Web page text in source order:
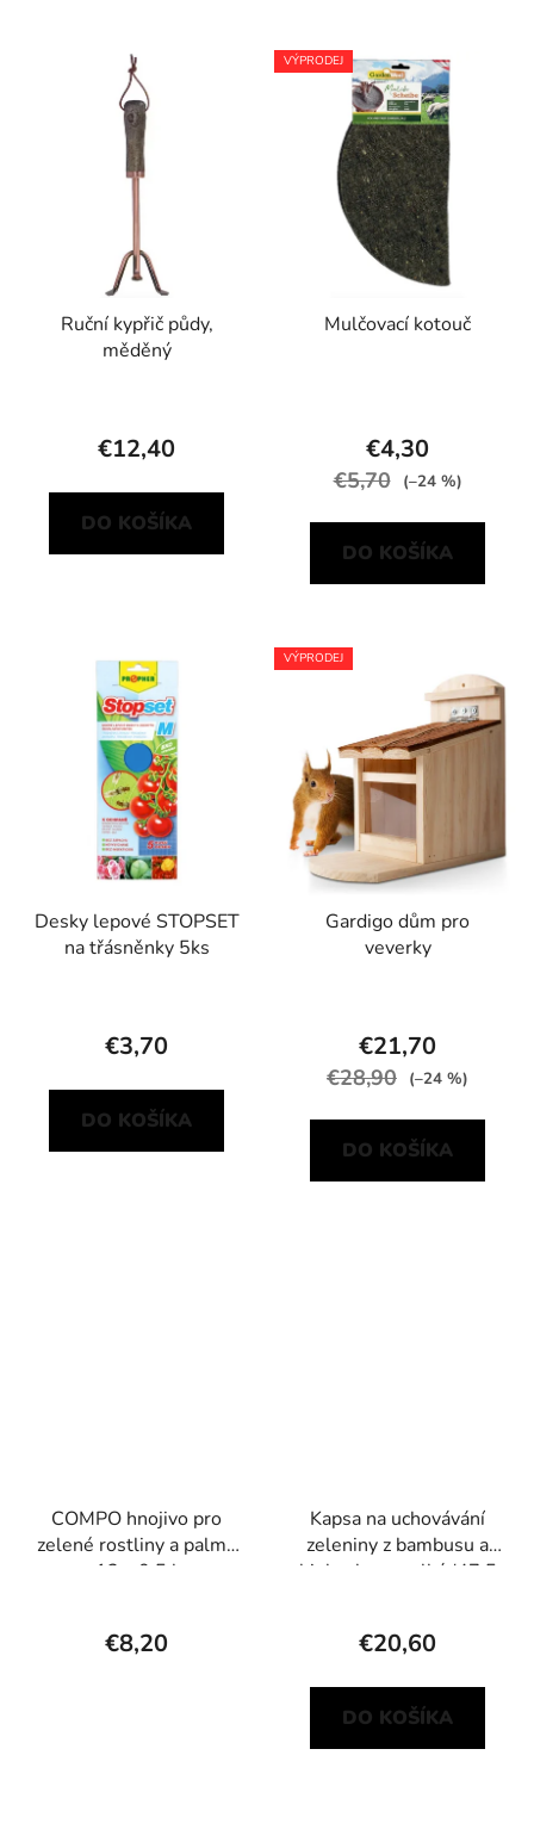
Ruční kypřič půdy,
měděný
€12,40
DO KOŠÍKA
VÝPRODEJ
Mulčovací kotouč
€4,30
€5,70 (–24 %)
DO KOŠÍKA
Desky lepové STOPSET
na třásněnky 5ks
€3,70
DO KOŠÍKA
VÝPRODEJ
Gardigo dům pro
veverky
€21,70
€28,90 (–24 %)
DO KOŠÍKA
COMPO hnojivo pro
zelené rostliny a palmy
12 x 0,5 l
€8,20
Kapsa na uchovávání
zeleniny z bambusu a
biobavlny – velká (47,5
€20,60
DO KOŠÍKA